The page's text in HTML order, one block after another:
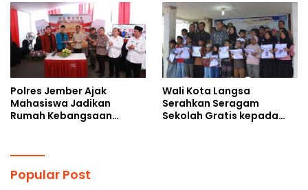
Polres Jember Ajak
Mahasiswa Jadikan
Rumah Kebangsaan
Wali Kota Langsa
Serahkan Seragam
Sekolah Gratis kepada
Popular Post